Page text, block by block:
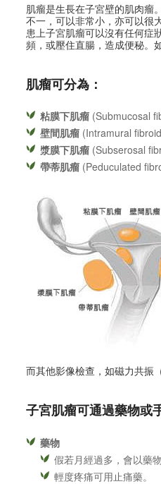
肌瘤是生長在子宮壁的肌肉瘤
不一，可以非常小，亦可以很
患上子宮肌瘤可以沒有任何症
頻，或壓住直腸，造成便秘。
肌瘤可分為：
粘膜下肌瘤 (Submucosal
壁間肌瘤 (Intramural
漿膜下肌瘤 (Subserosal
帶蒂肌瘤 (Peduculated
而其他影像檢查，如磁力共振
子宮肌瘤可通過藥物或
藥物
假若月經過多，會以藥
輕度疼痛可用止痛藥。